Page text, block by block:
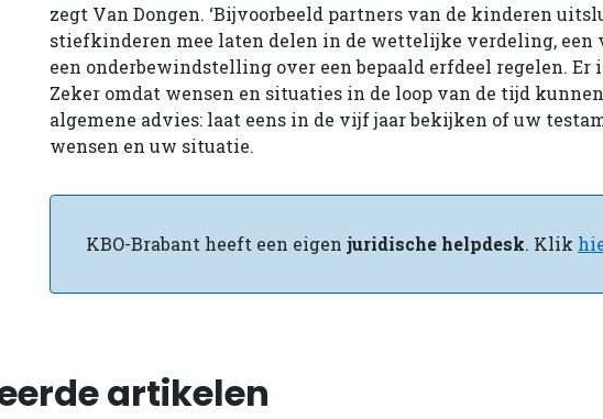
zegt Van Dongen. ‘Bijvoorbeeld partners van de kinderen
stiefkinderen mee laten delen in de wettelijke verdeling, een
een onderbewindstelling over een bepaald erfdeel regelen.
Zeker omdat wensen en situaties in de loop van de tijd
algemene advies: laat eens in de vijf jaar bekijken of uw
wensen en uw situatie.
KBO-Brabant heeft een eigen juridische helpdesk. Klik
artikelen